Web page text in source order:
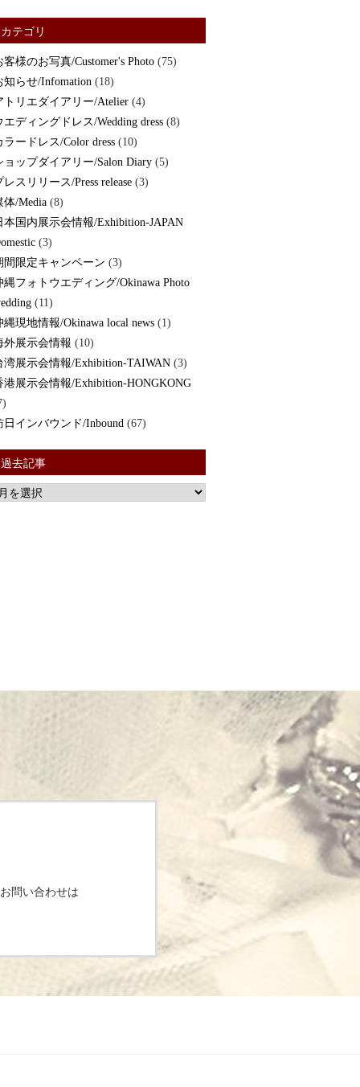
カテゴリ
客様のお写真/Customer's Photo (75)
知らせ/Infomation (18)
トリエダイアリー/Atelier (4)
エディングドレス/Wedding dress (8)
ラードレス/Color dress (10)
ョップダイアリー/Salon Diary (5)
レスリリース/Press release (3)
体/Media (8)
本国内展示会情報/Exhibition-JAPAN
(3)
間限定キャンペーン (3)
縄フォトウエディング/Okinawa Photo
(11)
縄現地情報/Okinawa local news (1)
外展示会情報 (10)
湾展示会情報/Exhibition-TAIWAN (3)
港展示会情報/Exhibition-HONGKONG
日インバウンド/Inbound (67)
過去記事
問い合わせは